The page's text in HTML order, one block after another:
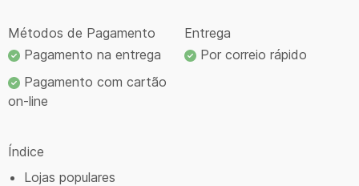
Métodos de Pagamento
Pagamento na entrega
Pagamento com cartão
on-line
Entrega
Por correio rápido
Índice
Lojas populares